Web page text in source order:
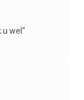
u wel"